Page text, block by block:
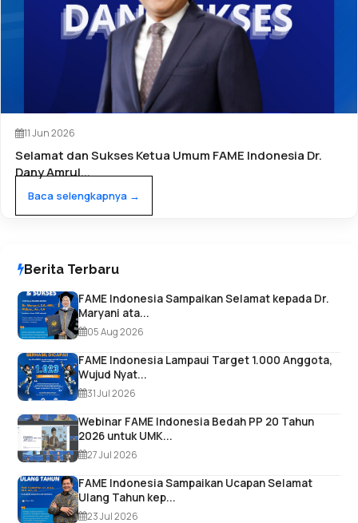
11 Jun 2026
Selamat dan Sukses Ketua Umum FAME Indonesia Dr.
Dany Amrul...
Baca selengkapnya →
Berita Terbaru
FAME Indonesia Sampaikan Selamat kepada Dr.
Maryani ata...
05 Aug 2026
FAME Indonesia Lampaui Target 1.000 Anggota,
Wujud Nyat...
31 Jul 2026
Webinar FAME Indonesia Bedah PP 20 Tahun
2026 untuk UMK...
27 Jul 2026
FAME Indonesia Sampaikan Ucapan Selamat
Ulang Tahun kep...
23 Jul 2026